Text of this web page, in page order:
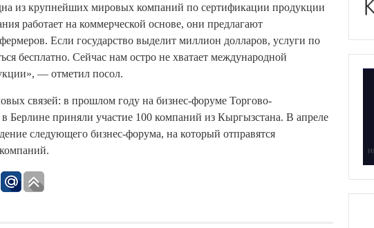
из крупнейших мировых компаний по сертификации продукции
работает на коммерческой основе, они предлагают
Если государство выделит миллион долларов, услуги по
бесплатно. Сейчас нам остро не хватает международной
— отметил посол.
связей: в прошлом году на бизнес-форуме Торгово-
приняли участие 100 компаний из Кыргызстана. В апреле
следующего бизнес-форума, на который отправятся